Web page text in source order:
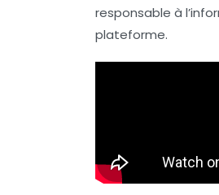
responsable à l’
plateforme.